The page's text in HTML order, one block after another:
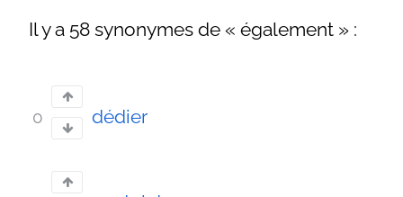
Il y a 58 synonymes de « également » :
0 dédier